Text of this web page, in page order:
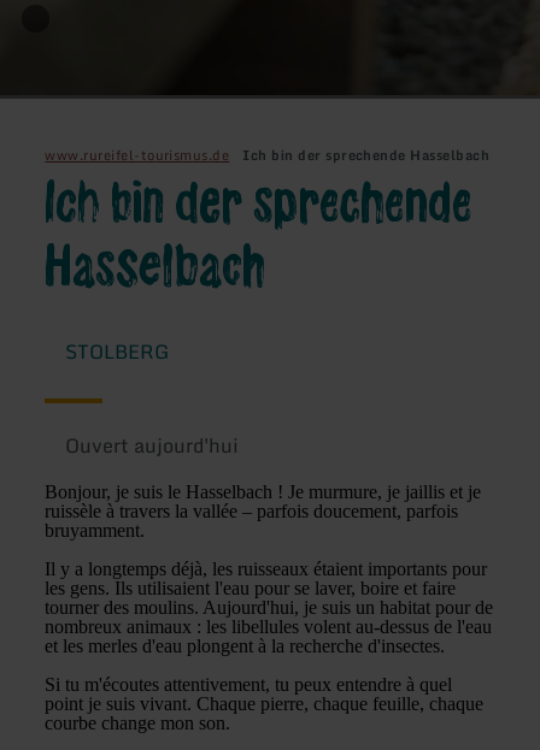
www.rureifel-tourismus.de Ich bin der sprechende Hasselbach
Ich bin der sprechende
Hasselbach
STOLBERG
Ouvert aujourd'hui
Bonjour, je suis le Hasselbach ! Je murmure, je jaillis et je
ruissèle à travers la vallée – parfois doucement, parfois
bruyamment.
Il y a longtemps déjà, les ruisseaux étaient importants pour
les gens. Ils utilisaient l'eau pour se laver, boire et faire
tourner des moulins. Aujourd'hui, je suis un habitat pour de
nombreux animaux : les libellules volent au-dessus de l'eau
et les merles d'eau plongent à la recherche d'insectes.
Si tu m'écoutes attentivement, tu peux entendre à quel
point je suis vivant. Chaque pierre, chaque feuille, chaque
courbe change mon son.